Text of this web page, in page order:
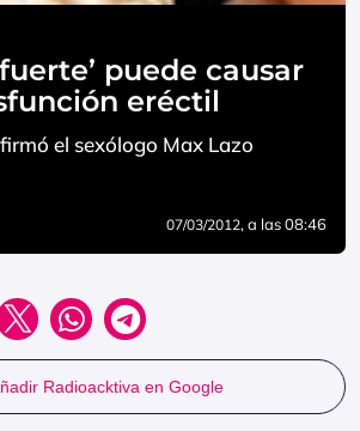
puede causar
eréctil
el sexólogo Max Lazo
07/03/2012, a las 08:46
Radioacktiva en Google